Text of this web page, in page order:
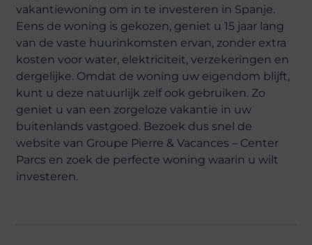
vakantiewoning om in te investeren in Spanje.
Eens de woning is gekozen, geniet u 15 jaar lang
van de vaste huurinkomsten ervan, zonder extra
kosten voor water, elektriciteit, verzekeringen en
dergelijke. Omdat de woning uw eigendom blijft,
kunt u deze natuurlijk zelf ook gebruiken. Zo
geniet u van een zorgeloze vakantie in uw
buitenlands vastgoed. Bezoek dus snel de
website van Groupe Pierre & Vacances – Center
Parcs en zoek de perfecte woning waarin u wilt
investeren.